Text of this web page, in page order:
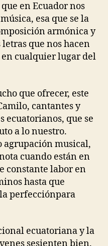
en Ecuadornos
música, esa que se la
armónica y
letras que noshacen
en cualquier lugar del
que ofrecer, este
o, cantantesy
ecuatorianos, que se
a lo nuestro.
agrupación musical,
cuando están en
constante laboren
hasta que
perfecciónpara
ecuatoriana y la